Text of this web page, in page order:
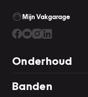
Mijn Vakgarage
Onderhoud
Banden